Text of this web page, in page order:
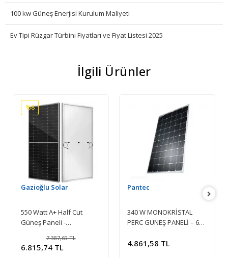
100 kw Güneş Enerjisi Kurulum Maliyeti
Ev Tipi Rüzgar Türbini Fiyatları ve Fiyat Listesi 2025
İlgili Ürünler
Gazioğlu Solar
550 Watt A+ Half Cut
Güneş Paneli -
%8
7.387,69 TL
6.815,74 TL
Pantec
340 W MONOKRİSTAL
PERC GÜNEŞ PANELİ – 60
RİBON
4.861,58 TL